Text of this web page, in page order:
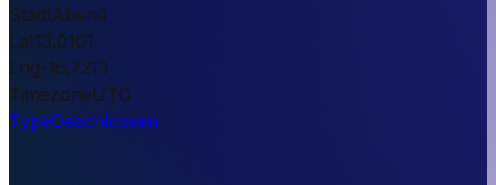
StadtAbéné
Lat13.0101
Lng-16.7213
TimezoneUTC
TypeGeschlossen